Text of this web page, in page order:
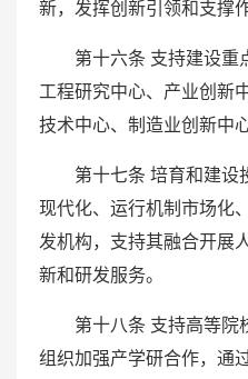
新，发挥创新引领和支撑作
第十六条 支持建设重点
工程研究中心、产业创新
技术中心、制造业创新中
第十七条 培育和建设
现代化、运行机制市场化
发机构，支持其融合开展
新和研发服务。
第十八条 支持高等院
组织加强产学研合作，通